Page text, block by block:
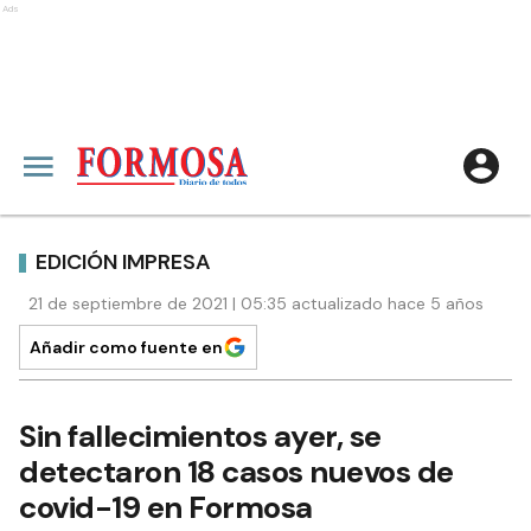
Ads
EDICIÓN IMPRESA
21 de septiembre de 2021 | 05:35 actualizado hace 5 años
Añadir como fuente en
Sin fallecimientos ayer, se
detectaron 18 casos nuevos de
covid-19 en Formosa